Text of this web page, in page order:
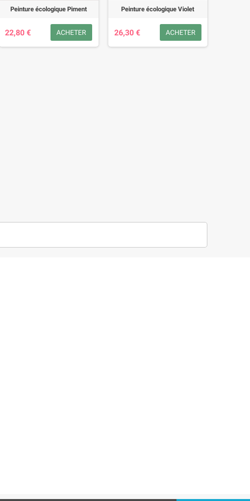
Peinture écologique Piment
22,80 € ACHETER
Peinture écologique Violet
26,30 € ACHETER